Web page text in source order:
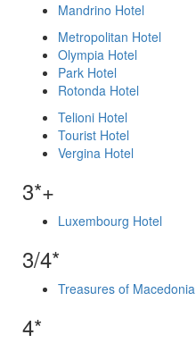
Mandrino Hotel
Metropolitan Hotel
Olympia Hotel
Park Hotel
Rotonda Hotel
Telioni Hotel
Tourist Hotel
Vergina Hotel
3*+
Luxembourg Hotel
3/4*
Treasures of Macedonia
4*